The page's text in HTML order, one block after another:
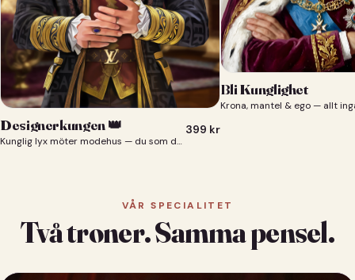
Designerkungen 👑
Kunglig lyx möter modehus — du som designerkung 👑
399 kr
Bli Kunglighet
Krona, mantel & ego — allt
VÅR SPECIALITET
Två troner. Samma pensel.